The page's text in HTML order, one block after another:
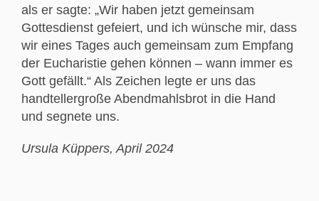
als er sagte: „Wir haben jetzt gemeinsam
Gottesdienst gefeiert, und ich wünsche mir, dass
wir eines Tages auch gemeinsam zum Empfang
der Eucharistie gehen können – wann immer es
Gott gefällt.“ Als Zeichen legte er uns das
handtellergroße Abendmahlsbrot in die Hand
und segnete uns.
Ursula Küppers, April 2024